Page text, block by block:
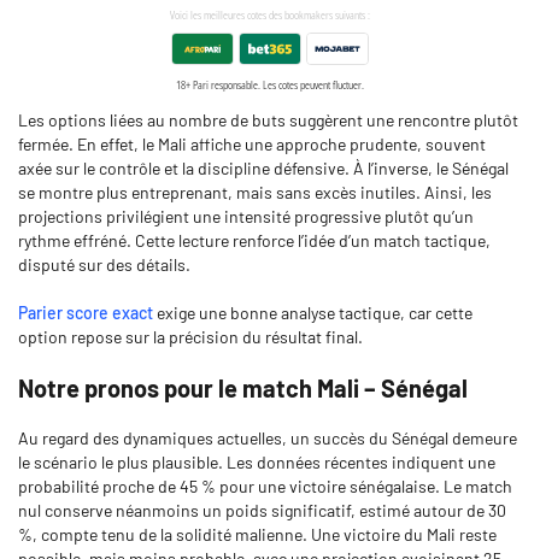
Les options liées au nombre de buts suggèrent une rencontre plutôt
fermée. En effet, le Mali affiche une approche prudente, souvent
axée sur le contrôle et la discipline défensive. À l’inverse, le Sénégal
se montre plus entreprenant, mais sans excès inutiles. Ainsi, les
projections privilégient une intensité progressive plutôt qu’un
rythme effréné. Cette lecture renforce l’idée d’un match tactique,
disputé sur des détails.
Parier score exact exige une bonne analyse tactique, car cette
option repose sur la précision du résultat final.
Notre pronos pour le match Mali – Sénégal
Au regard des dynamiques actuelles, un succès du Sénégal demeure
le scénario le plus plausible. Les données récentes indiquent une
probabilité proche de 45 % pour une victoire sénégalaise. Le match
nul conserve néanmoins un poids significatif, estimé autour de 30
%, compte tenu de la solidité malienne. Une victoire du Mali reste